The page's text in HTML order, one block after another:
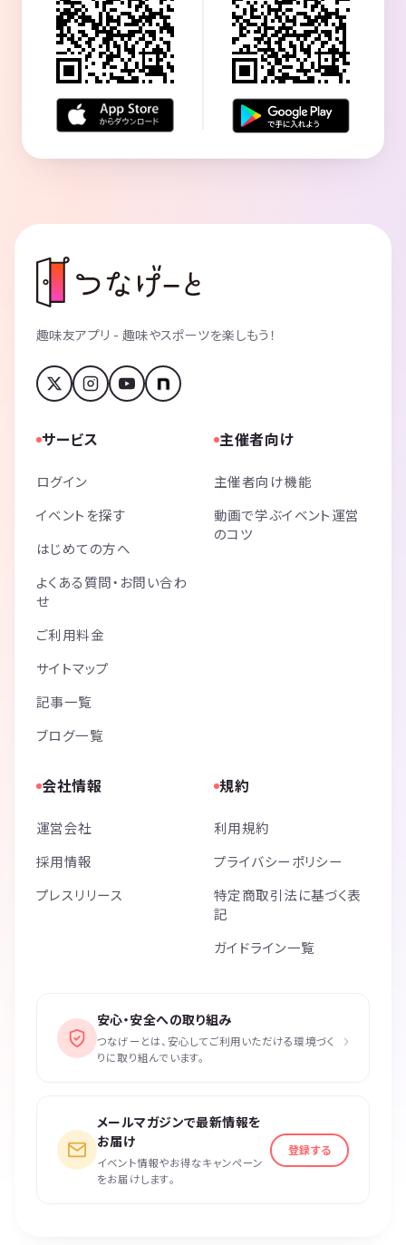
趣味友アプリ - 趣味やスポーツを楽しもう！
サービス
ログイン
イベントを探す
はじめての方へ
よくある質問・お問い合わ
せ
ご利用料金
サイトマップ
記事一覧
ブログ一覧
主催者向け
主催者向け機能
動画で学ぶイベント運営
のコツ
会社情報
運営会社
採用情報
プレスリリース
規約
利用規約
プライバシーポリシー
特定商取引法に基づく表
記
ガイドライン一覧
安心・安全への取り組み
つなげーとは、安心してご利用いただける環境づく
りに取り組んでいます。
›
メールマガジンで最新情報を
お届け
イベント情報やお得なキャンペーン
をお届けします。
登録する